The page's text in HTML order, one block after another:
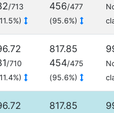
/713
456/477
(95.6%)
/710
817.85
454/475
(95.6%)
817.85